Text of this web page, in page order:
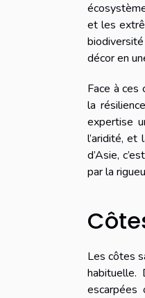
et les
décor en
Face à ces
la
expertise
l’aridité,
d’Asie,
par la
Les côtes
habituelle.
escarpées